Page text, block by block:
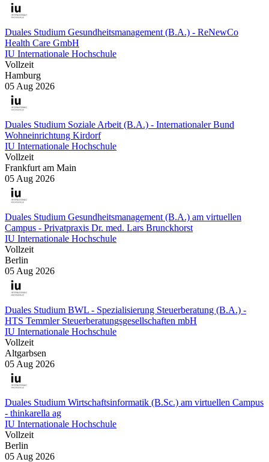
Duales Studium Gesundheitsmanagement (B.A.) - ReNewCo
Health Care GmbH
IU Internationale Hochschule
Vollzeit
Hamburg
05 Aug 2026
Duales Studium Soziale Arbeit (B.A.) - Internationaler Bund
Wohneinrichtung Kirdorf
IU Internationale Hochschule
Vollzeit
Frankfurt am Main
05 Aug 2026
Duales Studium Gesundheitsmanagement (B.A.) am virtuellen
Campus - Privatpraxis Dr. med. Lars Brunckhorst
IU Internationale Hochschule
Vollzeit
Berlin
05 Aug 2026
Duales Studium BWL - Spezialisierung Steuerberatung (B.A.) -
HTS Temmler Steuerberatungsgesellschaften mbH
IU Internationale Hochschule
Vollzeit
Altgarbsen
05 Aug 2026
Duales Studium Wirtschaftsinformatik (B.Sc.) am virtuellen Campus
- thinkarella ag
IU Internationale Hochschule
Vollzeit
Berlin
05 Aug 2026